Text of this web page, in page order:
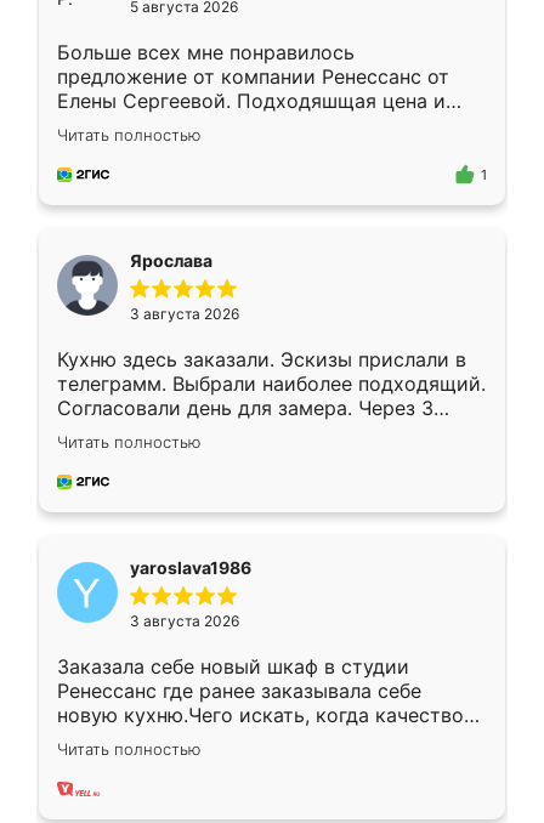
5 августа 2026
Больше всех мне понравилось
предложение от компании Ренессанс от
Елены Сергеевой. Подходяшщая цена и
короткие сроки изготовления. Приехавший
для замера сотрудник Владислав
предложил по моему эскизу самый
Читать полностью
1
Ярослава
3 августа 2026
Кухню здесь заказали. Эскизы прислали в
телеграмм. Выбрали наиболее подходящий.
Согласовали день для замера. Через 3
недели кухня была уже готова. Остались
довольны работой. Спасибо Ренессанс
мебель за качественную работу!
Читать полностью
yaroslava1986
3 августа 2026
Заказала себе новый шкаф в студии
Ренессанс где ранее заказывала себе
новую кухню.Чего искать, когда качеством
вполне довольна. Служит кухня уже почти
два года, нареканий нет.
Читать полностью